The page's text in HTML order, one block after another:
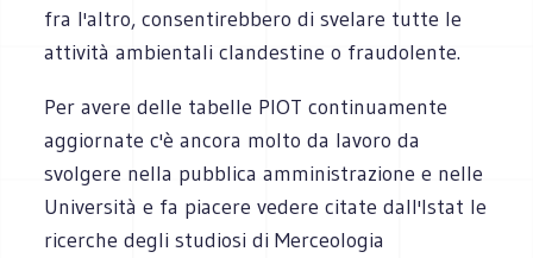
fra l'altro, consentirebbero di svelare tutte le
attività ambientali clandestine o fraudolente.
Per avere delle tabelle PIOT continuamente
aggiornate c'è ancora molto da lavoro da
svolgere nella pubblica amministrazione e nelle
Università e fa piacere vedere citate dall'Istat le
ricerche degli studiosi di Merceologia